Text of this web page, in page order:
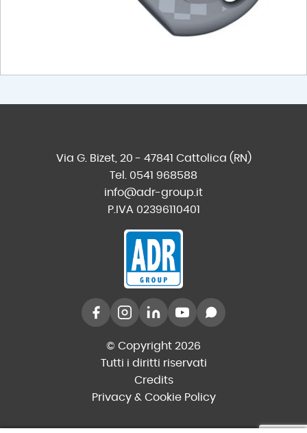
Via G. Bizet, 20 - 47841 Cattolica (RN)
Tel. 0541 968588
info@adr-group.it
P.IVA 02396110401
© Copyright 2026
Tutti i diritti riservati
Credits
Privacy & Cookie Policy